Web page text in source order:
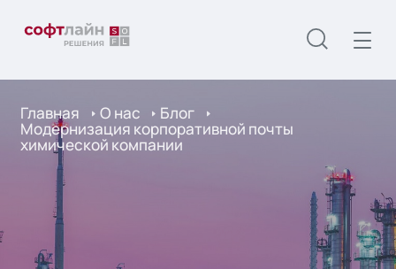
Главная О нас Блог
Модернизация корпоративной почты
химической компании